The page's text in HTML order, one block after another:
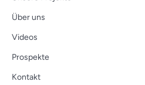
Über uns
Videos
Prospekte
Kontakt